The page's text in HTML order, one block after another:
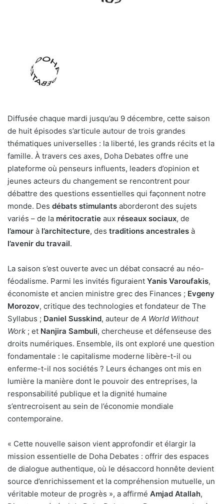
Diffusée chaque mardi jusqu’au 9 décembre, cette saison
de huit épisodes s’articule autour de trois grandes
thématiques universelles : la liberté, les grands récits et la
famille. À travers ces axes, Doha Debates offre une
plateforme où penseurs influents, leaders d’opinion et
jeunes acteurs du changement se rencontrent pour
débattre des questions essentielles qui façonnent notre
monde. Des débats stimulants aborderont des sujets
variés – de la méritocratie aux réseaux sociaux, de
l’amour à l’architecture, des traditions ancestrales à
l’avenir du travail.
La saison s’est ouverte avec un débat consacré au néo-
féodalisme. Parmi les invités figuraient Yanis Varoufakis,
économiste et ancien ministre grec des Finances ; Evgeny
Morozov, critique des technologies et fondateur de The
Syllabus ; Daniel Susskind, auteur de A World Without
Work ; et Nanjira Sambuli, chercheuse et défenseuse des
droits numériques. Ensemble, ils ont exploré une question
fondamentale : le capitalisme moderne libère-t-il ou
enferme-t-il nos sociétés ? Leurs échanges ont mis en
lumière la manière dont le pouvoir des entreprises, la
responsabilité publique et la dignité humaine
s’entrecroisent au sein de l’économie mondiale
contemporaine.
« Cette nouvelle saison vient approfondir et élargir la
mission essentielle de Doha Debates : offrir des espaces
de dialogue authentique, où le désaccord honnête devient
source d’enrichissement et la compréhension mutuelle, un
véritable moteur de progrès », a affirmé Amjad Atallah,